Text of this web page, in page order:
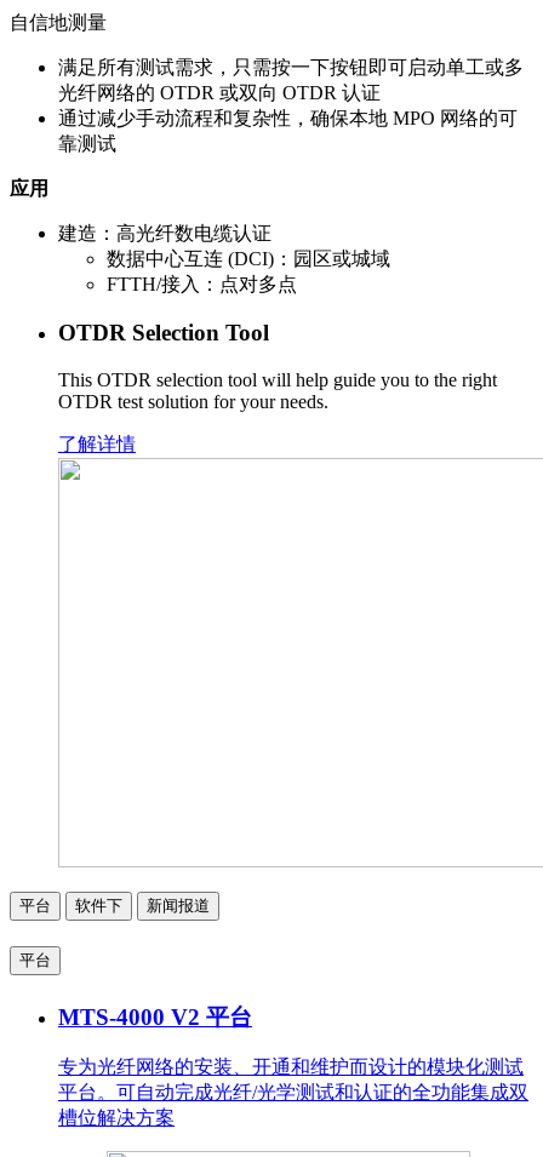
自信地测量
满足所有测试需求，只需按一下按钮即可启动单工或多
光纤网络的 OTDR 或双向 OTDR 认证
通过减少手动流程和复杂性，确保本地 MPO 网络的可
靠测试
应用
建造：高光纤数电缆认证
数据中心互连 (DCI)：园区或城域
FTTH/接入：点对多点
OTDR Selection Tool
This OTDR selection tool will help guide you to the right
OTDR test solution for your needs.
了解详情
平台 软件下 新闻报道
平台
MTS-4000 V2 平台
专为光纤网络的安装、开通和维护而设计的模块化测试
平台。可自动完成光纤/光学测试和认证的全功能集成双
槽位解决方案